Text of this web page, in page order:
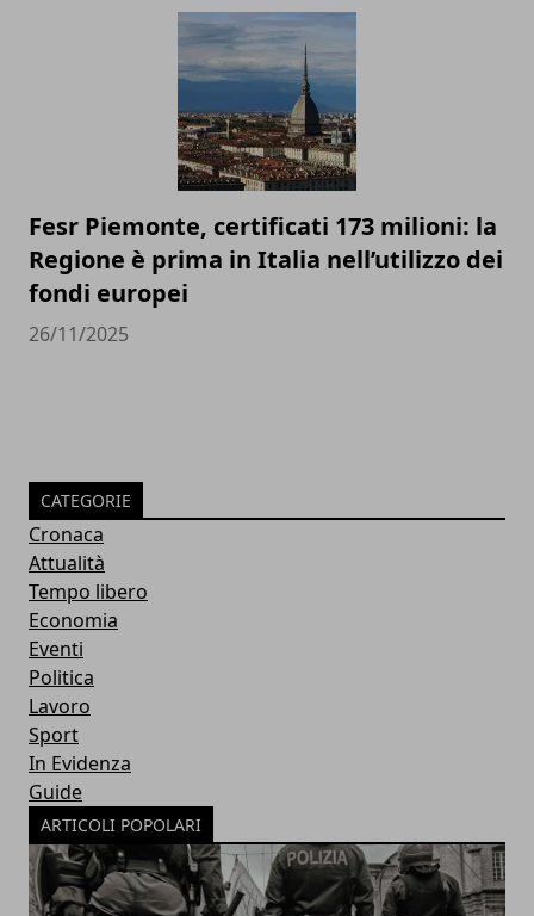
Fesr Piemonte, certificati 173 milioni: la
Regione è prima in Italia nell’utilizzo dei
fondi europei
26/11/2025
CATEGORIE
Cronaca
Attualità
Tempo libero
Economia
Eventi
Politica
Lavoro
Sport
In Evidenza
Guide
ARTICOLI POPOLARI